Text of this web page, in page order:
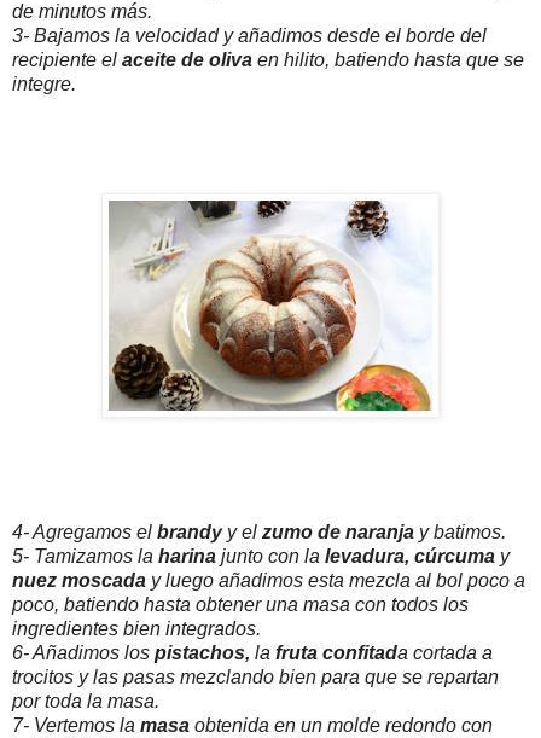
de minutos más.
3- Bajamos la velocidad y añadimos desde el borde del
recipiente el aceite de oliva en hilito, batiendo hasta que se
integre.
4- Agregamos el brandyy el zumo de naranja y batimos.
5- Tamizamos la harina junto con la levadura, cúrcuma y
nuez moscada y luego añadimos esta mezcla al bol poco a
poco, batiendo hasta obtener una masa con todos los
ingredientes bien integrados.
6- Añadimos los pistachos, la fruta confitada cortada a
trocitos y las pasas mezclando bien para que se repartan
por toda la masa.
7- Vertemos la masa obtenida en un molde redondo con